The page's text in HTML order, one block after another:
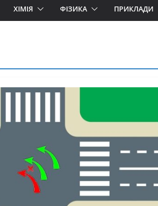
ХІМІЯ ФІЗИКА ПРИКЛАДИ